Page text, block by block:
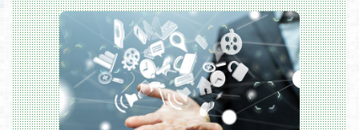
「REALITY」を運営しています。
「REALITY」は海外ユーザーの割合が8
0%を占めていて、日本発のメタバースサ
ービスとして業界をリードしていく貴重な
経験を積めるなど、キャリアアップや成長
につながる機会が豊富です。
仕事内容
アバターが身に着ける衣装やアイテム類を
制作・監修・実装しREALITYアバターア
セットのビジュアルを担保するお仕事で